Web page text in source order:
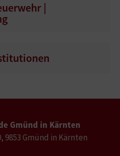
|
Gmünd in Kärnten
9853 Gmünd in Kärnten